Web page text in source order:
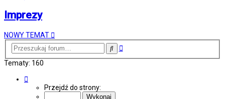
Imprezy
NOWY TEMAT
SzukajWyszukiwanie
Tematy: 160
Przejdź do strony: